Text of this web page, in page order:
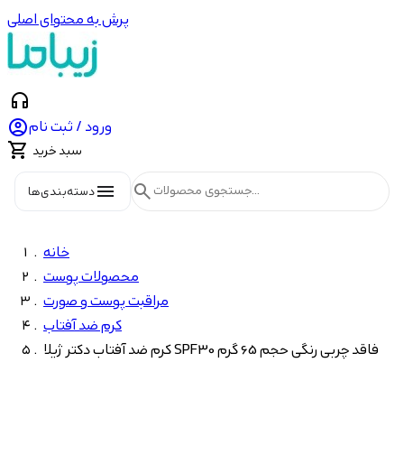
پرش به محتوای اصلی
headphones
ورود / ثبت نام
 سبد خرید
menuدسته‌بندی‌ها search
خانه
محصولات پوست
مراقبت پوست و صورت
کرم ضد آفتاب
کرم ضد آفتاب دکتر ژیلا SPF30 فاقد چربی رنگی حجم 65 گرم